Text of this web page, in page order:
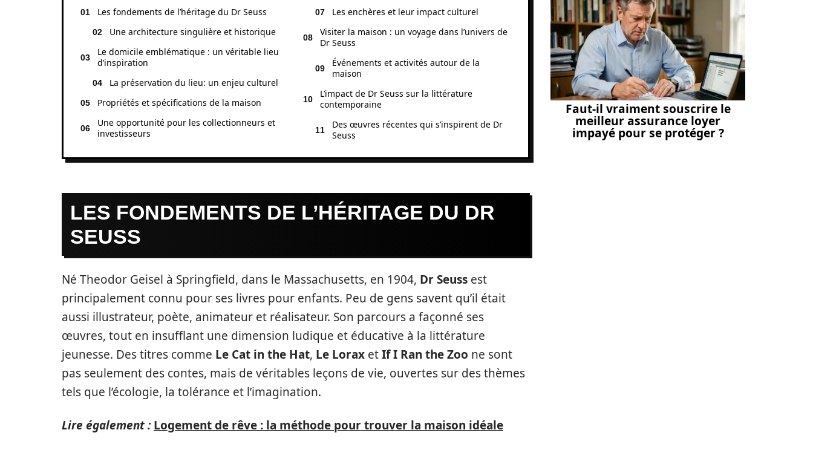
Les fondements de l’héritage du Dr Seuss
Une architecture singulière et historique
Le domicile emblématique : un véritable lieu
d’inspiration
La préservation du lieu: un enjeu culturel
Propriétés et spécifications de la maison
Une opportunité pour les collectionneurs et
investisseurs
Les enchères et leur impact culturel
Visiter la maison : un voyage dans l’univers de
Dr Seuss
Événements et activités autour de la
maison
L’impact de Dr Seuss sur la littérature
contemporaine
Des œuvres récentes qui s’inspirent de Dr
Seuss
LES FONDEMENTS DE L’HÉRITAGE DU DR
SEUSS
Né Theodor Geisel à Springfield, dans le Massachusetts, en 1904, Dr Seuss est
principalement connu pour ses livres pour enfants. Peu de gens savent qu’il était
aussi illustrateur, poète, animateur et réalisateur. Son parcours a façonné ses
œuvres, tout en insufflant une dimension ludique et éducative à la littérature
jeunesse. Des titres comme Le Cat in the Hat, Le Lorax etIf I Ran the Zoo ne sont
pas seulement des contes, mais de véritables leçons de vie, ouvertes sur des thèmes
tels que l’écologie, la tolérance et l’imagination.
Lire également : Logement de rêve : la méthode pour trouver la maison idéale
Faut-il vraiment souscrire le
meilleur assurance loyer
impayé pour se protéger ?